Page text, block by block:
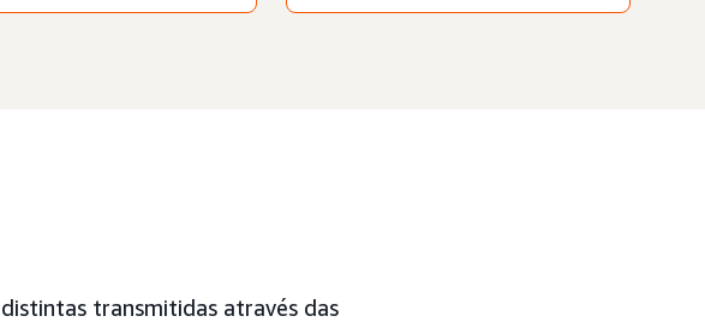
transmitidas através das